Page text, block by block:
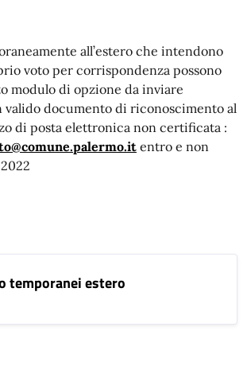
all’estero che intendono
voto per corrispondenza possono
modulo di opzione da inviare
valido documento di riconoscimento al
di posta elettronica non certificata :
entro e non
temporanei estero